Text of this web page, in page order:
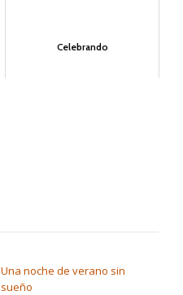
Celebrando
Una noche de verano sin
sueño